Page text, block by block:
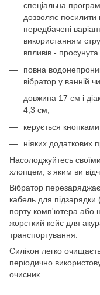
спеціальна
дозволяє посилити
передбачені
використанням
впливів -
повна
вібратор у ванній
довжина 17 см і
4,3 см;
керується
ніяких додаткових
Насолоджуйтесь
хлопцем, з яким ви
Вібратор
кабель для підзарядки
порту комп'ютера або
жорсткий кейс для
транспортування.
Силікон легко
періодично
очисник.